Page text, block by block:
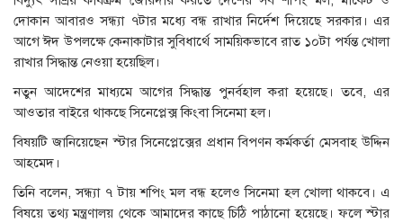
দোকান আবারও সন্ধ্যা ৭টার মধ্যে বন্ধ রাখার নির্দেশ দিয়েছে সরকার। এর
আগে ঈদ উপলক্ষে কেনাকাটার সুবিধার্থে সাময়িকভাবে রাত ১০টা পর্যন্ত খোলা
রাখার সিদ্ধান্ত নেওয়া হয়েছিল।
নতুন আদেশের মাধ্যমে আগের সিদ্ধান্ত পুনর্বহাল করা হয়েছে। তবে, এর
আওতার বাইরে থাকছে সিনেপ্লেক্স কিংবা সিনেমা হল।
বিষয়টি জানিয়েছেন স্টার সিনেপ্লেক্সের প্রধান বিপণন কর্মকর্তা মেসবাহ উদ্দিন
আহমেদ।
তিনি বলেন, সন্ধ্যা ৭ টায় শপিং মল বন্ধ হলেও সিনেমা হল খোলা থাকবে। এ
বিষয়ে তথ্য মন্ত্রণালয় থেকে আমাদের কাছে চিঠি পাঠানো হয়েছে। ফলে স্টার